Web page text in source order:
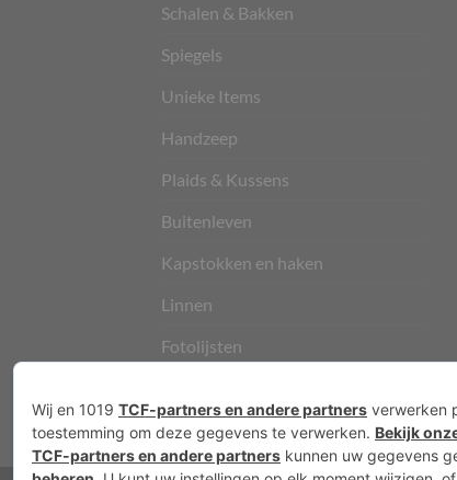
Schalen & Bakken
Spiegels
Unieke Items
Handzeep
Plaids & Kussens
Buitenleven
Kapstokken en haken
Linnen
Fotolijsten